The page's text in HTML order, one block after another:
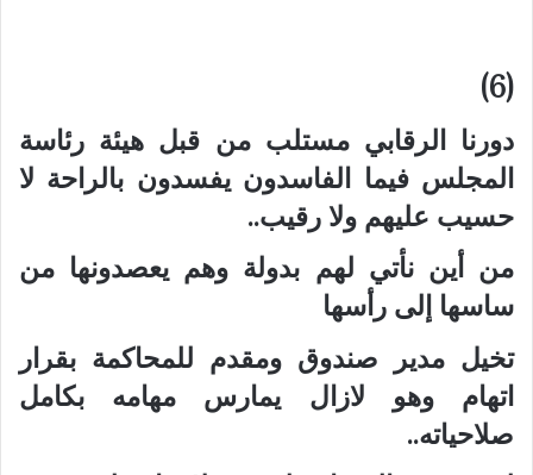
(6)
دورنا الرقابي مستلب من قبل هيئة رئاسة
المجلس فيما الفاسدون يفسدون بالراحة لا
حسيب عليهم ولا رقيب..
من أين نأتي لهم بدولة وهم يعصدونها من
ساسها إلى رأسها
تخيل مدير صندوق ومقدم للمحاكمة بقرار
اتهام وهو لازال يمارس مهامه بكامل
صلاحياته..